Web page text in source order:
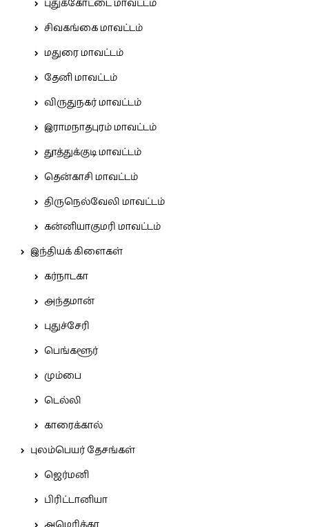
புதுக்கோட்டை மாவட்டம்
சிவகங்கை மாவட்டம்
மதுரை மாவட்டம்
தேனி மாவட்டம்
விருதுநகர் மாவட்டம்
இராமநாதபுரம் மாவட்டம்
தூத்துக்குடி மாவட்டம்
தென்காசி மாவட்டம்
திருநெல்வேலி மாவட்டம்
கன்னியாகுமரி மாவட்டம்
இந்தியக் கிளைகள்
கர்நாடகா
அந்தமான்
புதுச்சேரி
பெங்களூர்
மும்பை
டெல்லி
காரைக்கால்
புலம்பெயர் தேசங்கள்
ஜெர்மனி
பிரிட்டானியா